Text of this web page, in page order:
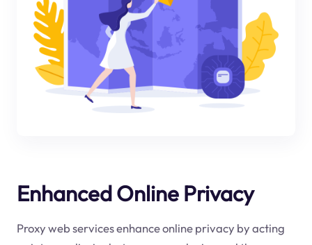
Enhanced Online Privacy
Proxy web services enhance online privacy by acting